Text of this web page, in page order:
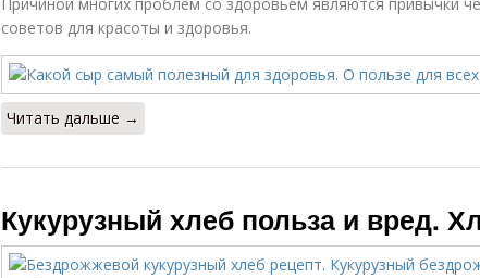
советов для красоты и здоровья.
Читать дальше →
Кукурузный хлеб польза и вред.